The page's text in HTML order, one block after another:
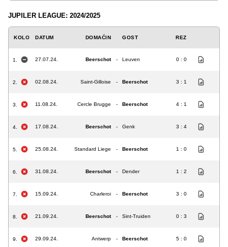
JUPILER LEAGUE: 2024/2025
KOLO DATUM DOMAĆIN GOST REZ
1. 27.07.24. Beerschot - Leuven 0 : 0
2. 02.08.24. Saint-Gilloise - Beerschot 3 : 1
3. 11.08.24. Cercle Brugge - Beerschot 4 : 1
4. 17.08.24. Beerschot - Genk 3 : 4
5. 25.08.24. Standard Liege - Beerschot 1 : 0
6. 31.08.24. Beerschot - Dender 1 : 2
7. 15.09.24. Charleroi - Beerschot 3 : 0
8. 21.09.24. Beerschot - Sint-Truiden 0 : 3
9. 29.09.24. Antwerp - Beerschot 5 : 0